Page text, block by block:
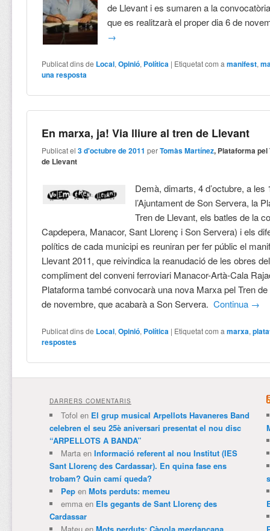
de Llevant i es sumaren a la
que es realitzarà el proper dia 6 de
→
Publicat dins de Local,Opinió, Política | Etiquetat com a manifest,
una resposta
En marxa, ja! Via lliure al tren de Llevant
Publicat el3 d'octubre de 2011 perTomàs Martínez, Plataforma pel
de Llevant
Demà, dimarts, 4 d’octubre, a les
l’Ajuntament de Son Servera, la
Tren de Llevant, els batles de la
Capdepera, Manacor, Sant Llorenç i Son Servera) i els
polítics de cada municipi es reuniran per fer públic el
Llevant 2011, que reivindica la reanudació de les obres
compliment del conveni ferroviari Manacor-Artà-Cala
Plataforma també convocarà una nova Marxa pel Tren
de novembre, que acabarà a Son Servera.Continua →
Publicat dins de Local,Opinió, Política | Etiquetat com a marxa,
respostes
DARRERS COMENTARIS
Tofol en El grup musical Arpellots Havaneres Band
celebren el seu 25è aniversari presentat el nou disc
“ARPELLOTS A BANDA”
Martaen Informació referent al nou Institut (IES
Sant Llorenç des Cardassar). En quina fase ens
trobam? Quin camí queda?
Pepen Mots perduts: memeu
emmaen Els gegants de Sant Llorenç des
Cardassar
Mateuen Mots perduts: Càgola merdançana